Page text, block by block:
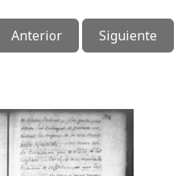
Anterior Siguiente